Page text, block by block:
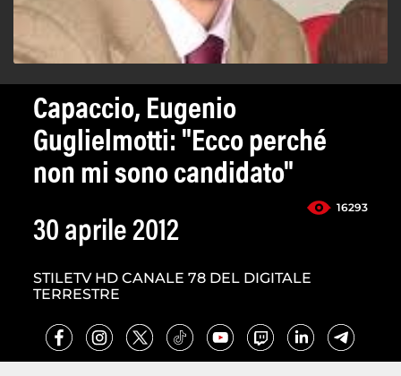
Capaccio, Eugenio
Guglielmotti: "Ecco perché
non mi sono candidato"
16293
30 aprile 2012
STILETV HD CANALE 78 DEL DIGITALE
TERRESTRE